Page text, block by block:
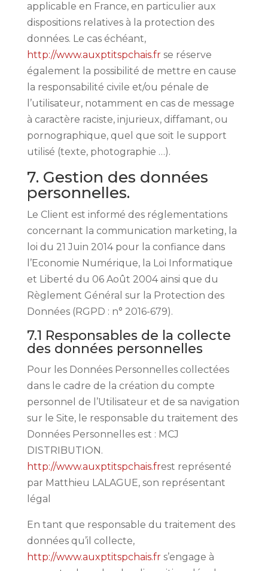
applicable en France, en particulier aux
dispositions relatives à la protection des
données. Le cas échéant,
http://www.auxptitspchais.frse réserve
également la possibilité de mettre en cause
la responsabilité civile et/ou pénale de
l’utilisateur, notamment en cas de message
à caractère raciste, injurieux, diffamant, ou
pornographique, quel que soit le support
utilisé (texte, photographie …).
7. Gestion des données
personnelles.
Le Client est informé des réglementations
concernant la communication marketing, la
loi du 21 Juin 2014 pour la confiance dans
l’Economie Numérique, la Loi Informatique
et Liberté du 06 Août 2004 ainsi que du
Règlement Général sur la Protection des
Données (RGPD : n° 2016-679).
7.1 Responsables de la collecte
des données personnelles
Pour les Données Personnelles collectées
dans le cadre de la création du compte
personnel de l’Utilisateur et de sa navigation
sur le Site, le responsable du traitement des
Données Personnelles est : MCJ
DISTRIBUTION.
http://www.auxptitspchais.frest représenté
par Matthieu LALAGUE, son représentant
légal
En tant que responsable du traitement des
données qu’il collecte,
http://www.auxptitspchais.frs’engage à